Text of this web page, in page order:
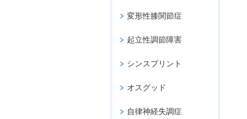
変形性膝関節症
起立性調節障害
シンスプリント
オスグッド
自律神経失調症